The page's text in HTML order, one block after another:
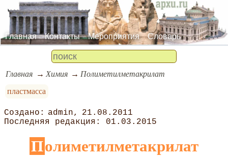
Главная Контакты Мероприятия Словарь
Главная Химия
Полиметилметакрилат
пластмасса
admin
21.08.2011
01.03.2015
Полиметилметакрилат